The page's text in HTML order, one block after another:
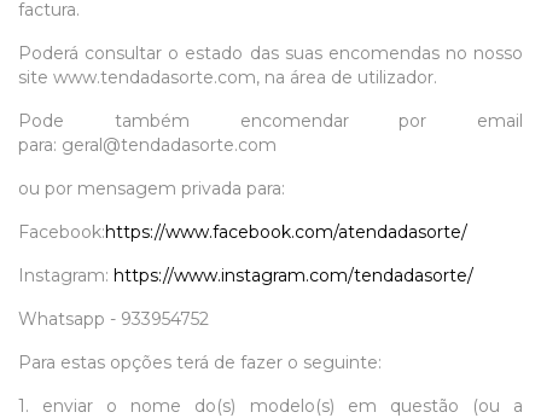
factura.
Poderá consultar o estado das suas encomendas no nosso
site www.tendadasorte.com, na área de utilizador.
Pode também encomendar por email
para: geral@tendadasorte.com
ou por mensagem privada para:
Facebook:https://www.facebook.com/atendadasorte/
Instagram: https://www.instagram.com/tendadasorte/
Whatsapp - 933954752
Para estas opções terá de fazer o seguinte:
1. enviar o nome do(s) modelo(s) em questão (ou a